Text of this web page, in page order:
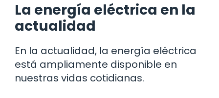
La energía eléctrica en la
actualidad
En la actualidad, la energía eléctrica
está ampliamente disponible en
nuestras vidas cotidianas.